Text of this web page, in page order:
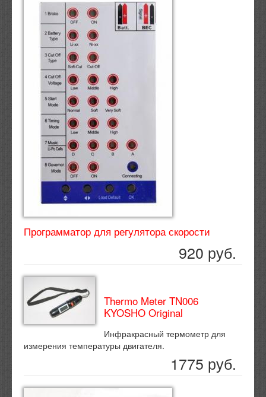
Программатор для регулятора скорости
920 руб.
Thermo Meter TN006
KYOSHO Original
Инфракрасный термометр для
измерения температуры двигателя.
1775 руб.